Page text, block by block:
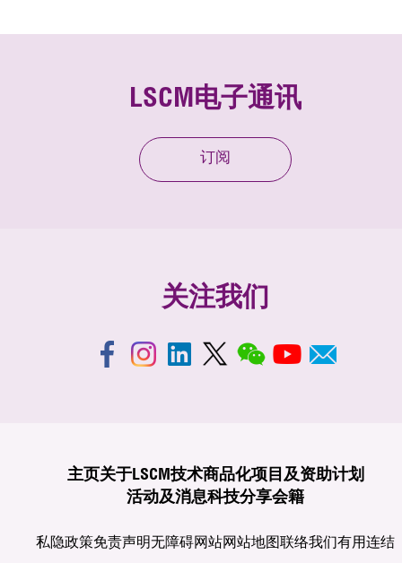
LSCM电子通讯
订阅
关注我们
主页关于LSCM技术商品化项目及资助计划
活动及消息科技分享会籍
私隐政策免责声明无障碍网站网站地图联络我们有用连结